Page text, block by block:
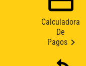
Calculadora
De
Pagos